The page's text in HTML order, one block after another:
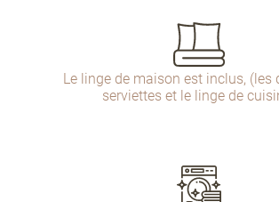
Le linge de maison est inclus, (les
serviettes et le linge de